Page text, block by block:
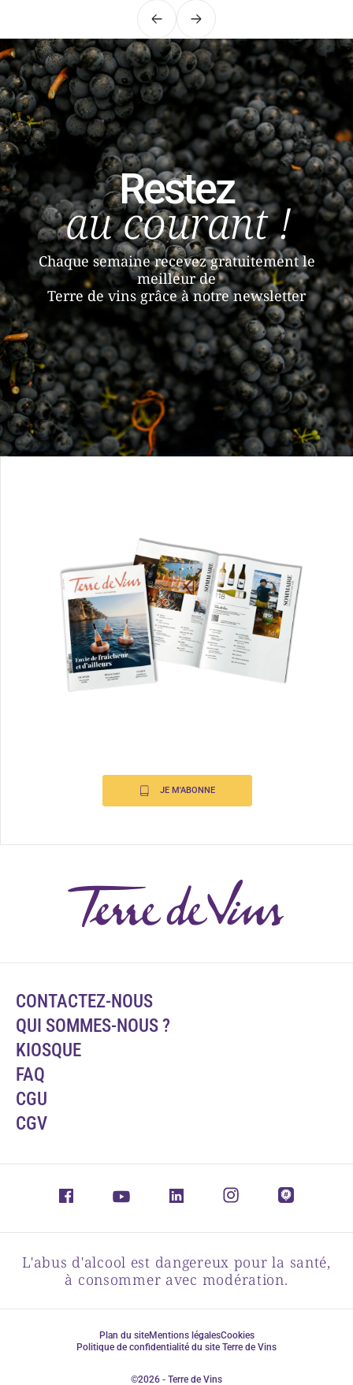
PrécédentSuivant
Restez
au courant !
Chaque semaine recevez gratuitement le
meilleur de
Terre de vins grâce à notre newsletter
JE M'ABONNE
CONTACTEZ-NOUS
QUI SOMMES-NOUS ?
KIOSQUE
FAQ
CGU
CGV
L'abus d'alcool est dangereux pour la santé,
à consommer avec modération.
Plan du siteMentions légalesCookies
Politique de confidentialité du site Terre de Vins
©2026 - Terre de Vins